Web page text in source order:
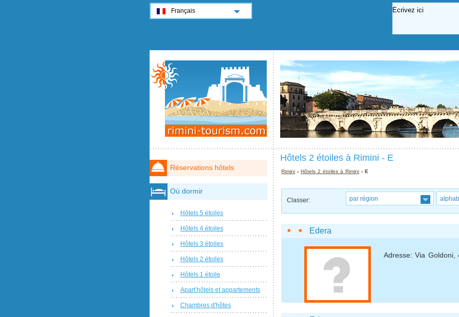
Hôtels 2 étoiles à Rimini - E
Rimini ›Hôtels 2 étoiles à Rimini › E
Classer: par région
Edera
Adresse: Via Goldoni,
Réservations hôtels
Où dormir
Hôtels 5 étoiles
Hôtels 4 étoiles
Hôtels 3 étoiles
Hôtels 2 étoiles
Hôtels 1 étoile
Apart’hôtels et appartements
Chambres d'hôtes
Français